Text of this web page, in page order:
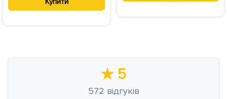
★ 5
572 відгуків